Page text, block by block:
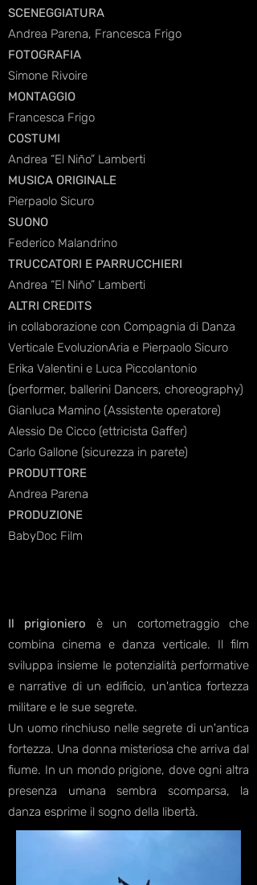
SCENEGGIATURA
Andrea Parena, Francesca Frigo
FOTOGRAFIA
Simone Rivoire
MONTAGGIO
Francesca Frigo
COSTUMI
Andrea “El Niño” Lamberti
MUSICA ORIGINALE
Pierpaolo Sicuro
SUONO
Federico Malandrino
TRUCCATORI E PARRUCCHIERI
Andrea “El Niño” Lamberti
ALTRI CREDITS
in collaborazione con Compagnia di Danza
Verticale EvoluzionAria e Pierpaolo Sicuro
Erika Valentini e Luca Piccolantonio
(performer, ballerini Dancers, choreography)
Gianluca Mamino (Assistente operatore)
Alessio De Cicco (ettricista Gaffer)
Carlo Gallone (sicurezza in parete)
PRODUTTORE
Andrea Parena
PRODUZIONE
BabyDoc Film
Il prigioniero è un cortometraggio che
combina cinema e danza verticale. Il film
sviluppa insieme le potenzialità performative
e narrative di un edificio, un'antica fortezza
militare e le sue segrete.
Un uomo rinchiuso nelle segrete di un'antica
fortezza. Una donna misteriosa che arriva dal
fiume. In un mondo prigione, dove ogni altra
presenza umana sembra scomparsa, la
danza esprime il sogno della libertà.